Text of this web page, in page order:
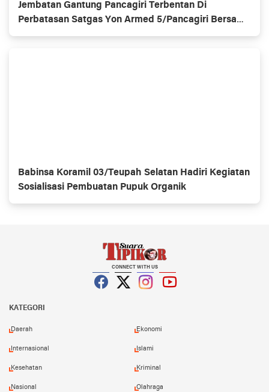
Jembatan Gantung Pancagiri Terbentan Di
Perbatasan Satgas Yon Armed 5/Pancagiri Bersama
Vertikal Rescue Dan PT MA/BDRMS
Babinsa Koramil 03/Teupah Selatan Hadiri Kegiatan
Sosialisasi Pembuatan Pupuk Organik
CONNECT WITH US
KATEGORI
Daerah Ekonomi
Internasional Islami
Kesehatan Kriminal
Nasional Olahraga